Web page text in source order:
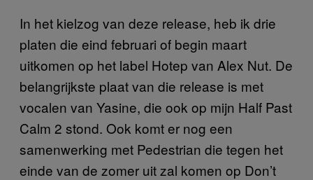
In het kielzog van deze release, heb ik drie
platen die eind februari of begin maart
uitkomen op het label Hotep van Alex Nut. De
belangrijkste plaat van die release is met
vocalen van Yasine, die ook op mijn Half Past
Calm 2 stond. Ook komt er nog een
samenwerking met Pedestrian die tegen het
einde van de zomer uit zal komen op Don’t